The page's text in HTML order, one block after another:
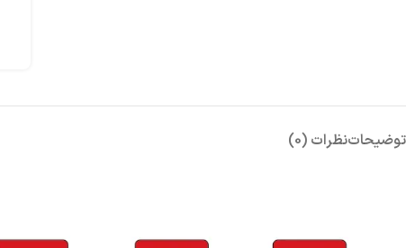
توضیحاتنظرات (0)